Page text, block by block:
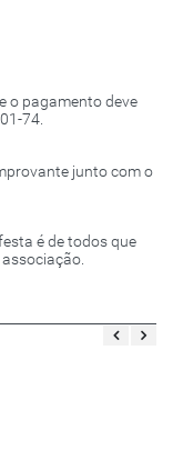
o pagamento deve
74.
junto com o
é de todos que